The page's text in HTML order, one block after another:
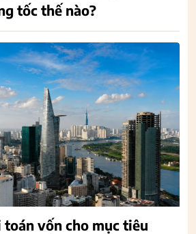
tốc thế nào?
toán vốn cho mục tiêu